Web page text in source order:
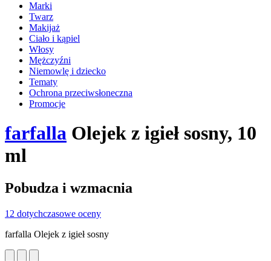
Marki
Twarz
Makijaż
Ciało i kąpiel
Włosy
Mężczyźni
Niemowlę i dziecko
Tematy
Ochrona przeciwsłoneczna
Promocje
farfalla Olejek z igieł sosny, 10
ml
Pobudza i wzmacnia
12 dotychczasowe oceny
farfalla Olejek z igieł sosny